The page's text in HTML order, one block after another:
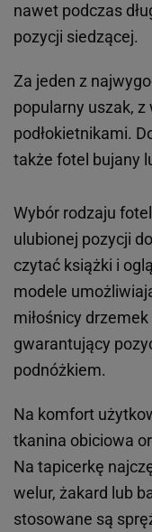
nawet podczas
pozycji siedzącej.
Za jeden z
popularny uszak,
podłokietnikami.
także fotel bujany
Wybór rodzaju
ulubionej pozycji
czytać książki i
modele
miłośnicy
gwarantujący
podnóżkiem.
Na komfort
tkanina obiciowa
Na tapicerkę
welur, żakard lub
stosowane są